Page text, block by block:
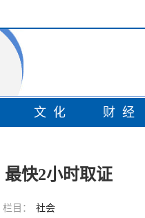
文化 财经
快2小时取证
栏目： 社会